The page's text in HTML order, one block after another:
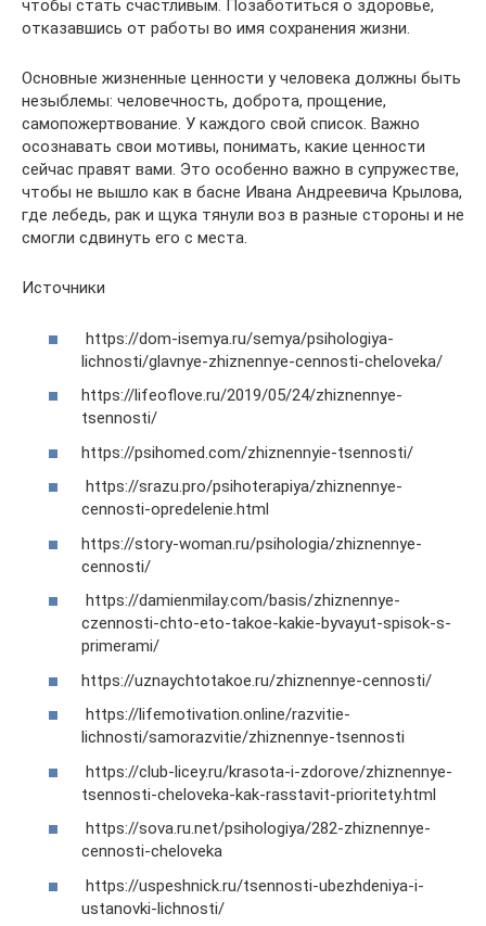
чтобы стать счастливым. Позаботиться о здоровье,
отказавшись от работы во имя сохранения жизни.
Основные жизненные ценности у человека должны быть
незыблемы: человечность, доброта, прощение,
самопожертвование. У каждого свой список. Важно
осознавать свои мотивы, понимать, какие ценности
сейчас правят вами. Это особенно важно в супружестве,
чтобы не вышло как в басне Ивана Андреевича Крылова,
где лебедь, рак и щука тянули воз в разные стороны и не
смогли сдвинуть его с места.
Источники
https://dom-isemya.ru/semya/psihologiya-
lichnosti/glavnye-zhiznennye-cennosti-cheloveka/
https://lifeoflove.ru/2019/05/24/zhiznennye-
tsennosti/
https://psihomed.com/zhiznennyie-tsennosti/
https://srazu.pro/psihoterapiya/zhiznennye-
cennosti-opredelenie.html
https://story-woman.ru/psihologia/zhiznennye-
cennosti/
https://damienmilay.com/basis/zhiznennye-
czennosti-chto-eto-takoe-kakie-byvayut-spisok-s-
primerami/
https://uznaychtotakoe.ru/zhiznennye-cennosti/
https://lifemotivation.online/razvitie-
lichnosti/samorazvitie/zhiznennye-tsennosti
https://club-licey.ru/krasota-i-zdorove/zhiznennye-
tsennosti-cheloveka-kak-rasstavit-prioritety.html
https://sova.ru.net/psihologiya/282-zhiznennye-
cennosti-cheloveka
https://uspeshnick.ru/tsennosti-ubezhdeniya-i-
ustanovki-lichnosti/